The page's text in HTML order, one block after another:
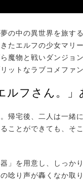
の中の異世界を旅す
たエルフの少女マリ
魔物と戦いダンジョ
ットなラブコメファ
ルフさん。」
帰宅後、二人は一緒
ことができても、そ
を用意し、しっか
唸り声が轟くなか